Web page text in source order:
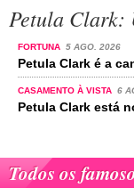
Petula Clark:
FORTUNA 5 AGO. 2026
Petula Clark é a
CASAMENTO À VISTA 6
Petula Clark está
Todos os